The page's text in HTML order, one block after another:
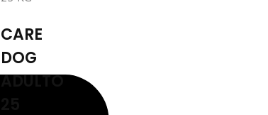
CARE
DOG
ADULTO